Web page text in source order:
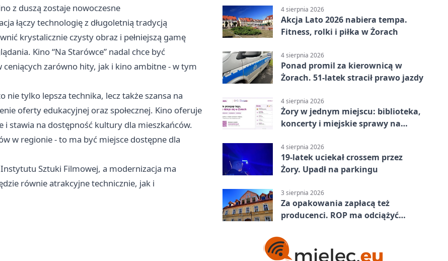
z duszą zostaje nowoczesne
łączy technologię z długoletnią tradycją
krystalicznie czysty obraz i pełniejszą gamę
Kino “Na Starówce” nadal chce być
zarówno hity, jak i kino ambitne - w tym
tylko lepsza technika, lecz także szansa na
oferty edukacyjnej oraz społecznej. Kino oferuje
stawia na dostępność kultury dla mieszkańców.
w regionie - to ma być miejsce dostępne dla
Sztuki Filmowej, a modernizacja ma
równie atrakcyjne technicznie, jak i
4 sierpnia 2026
Akcja Lato 2026 nabiera tempa.
Fitness, rolki i piłka w Żorach
4 sierpnia 2026
Ponad promil za kierownicą w
Żorach. 51-latek stracił prawo jazdy
4 sierpnia 2026
Żory w jednym miejscu: biblioteka,
koncerty i miejskie sprawy na
4 sierpnia 2026
19-latek uciekał crossem przez
Żory. Upadł na parkingu
3 sierpnia 2026
Za opakowania zapłacą też
producenci. ROP ma odciążyć